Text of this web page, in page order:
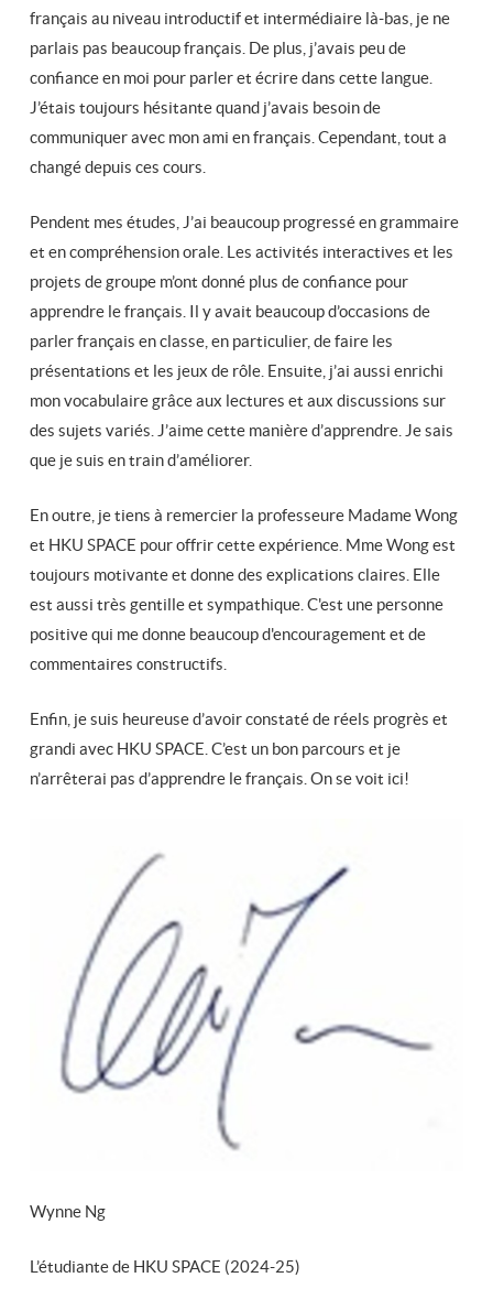
français au niveau introductif et intermédiaire là-bas, je ne
parlais pas beaucoup français. De plus, j’avais peu de
confiance en moi pour parler et écrire dans cette langue.
J’étais toujours hésitante quand j’avais besoin de
communiquer avec mon ami en français. Cependant, tout a
changé depuis ces cours.
Pendent mes études, J’ai beaucoup progressé en grammaire
et en compréhension orale. Les activités interactives et les
projets de groupe m’ont donné plus de confiance pour
apprendre le français. Il y avait beaucoup d’occasions de
parler français en classe, en particulier, de faire les
présentations et les jeux de rôle. Ensuite, j’ai aussi enrichi
mon vocabulaire grâce aux lectures et aux discussions sur
des sujets variés. J’aime cette manière d’apprendre. Je sais
que je suis en train d’améliorer.
En outre, je tiens à remercier la professeure Madame Wong
et HKU SPACE pour offrir cette expérience. Mme Wong est
toujours motivante et donne des explications claires. Elle
est aussi très gentille et sympathique. C'est une personne
positive qui me donne beaucoup d'encouragement et de
commentaires constructifs.
Enfin, je suis heureuse d’avoir constaté de réels progrès et
grandi avec HKU SPACE. C’est un bon parcours et je
n’arrêterai pas d’apprendre le français. On se voit ici!
Wynne Ng
L’étudiante de HKU SPACE (2024-25)